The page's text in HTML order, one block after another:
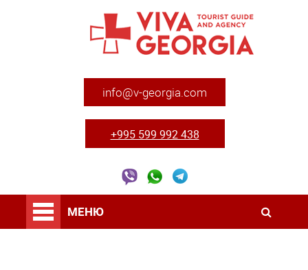
info@v-georgia.com
+995 599 992 438
МЕНЮ